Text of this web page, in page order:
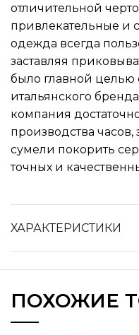
отличительной
привлекательные и
одежда всегда
заставляя
было главной целью
итальянского
компания
производства
сумели покорить
точных и
ХАРАКТЕРИСТИКИ
ПОХОЖИЕ